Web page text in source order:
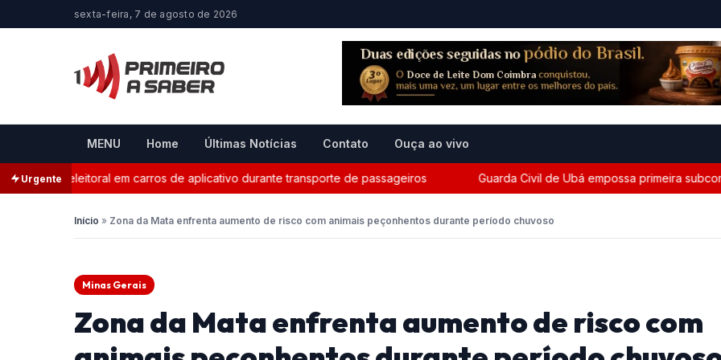
sexta-feira, 7 de agosto de 2026
MENU Home Últimas Notícias Contato Ouça ao vivo
Urgente
eleitoral em carros de aplicativo durante transporte de passageiros Guarda Civil de Ubá empossa primeira
Início » Zona da Mata enfrenta aumento de risco com animais peçonhentos durante período chuvoso
Minas Gerais
Zona da Mata enfrenta aumento de risco com